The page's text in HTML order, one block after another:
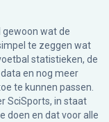
gewoon wat de
te zeggen wat
statistieken, de
en nog meer
te kunnen passen.
SciSports, in staat
doen en dat voor alle